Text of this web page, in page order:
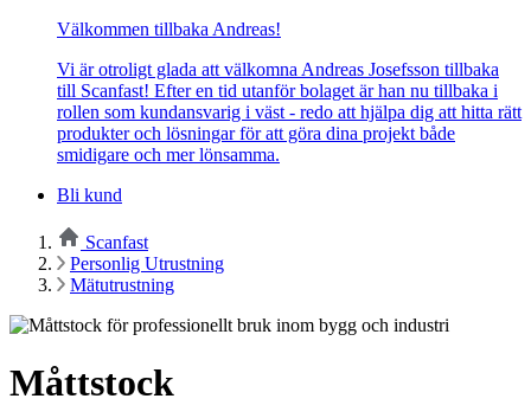
Välkommen tillbaka Andreas!
Vi är otroligt glada att välkomna Andreas Josefsson tillbaka
till Scanfast! Efter en tid utanför bolaget är han nu tillbaka i
rollen som kundansvarig i väst - redo att hjälpa dig att hitta rätt
produkter och lösningar för att göra dina projekt både
smidigare och mer lönsamma.
Bli kund
Scanfast
Personlig Utrustning
Mätutrustning
Måttstock